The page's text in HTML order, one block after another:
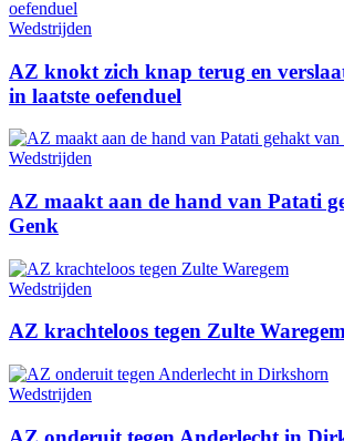
Wedstrijden
AZ knokt zich knap terug en
in laatste oefenduel
Wedstrijden
AZ maakt aan de hand van Patati
Genk
Wedstrijden
AZ krachteloos tegen Zulte
Wedstrijden